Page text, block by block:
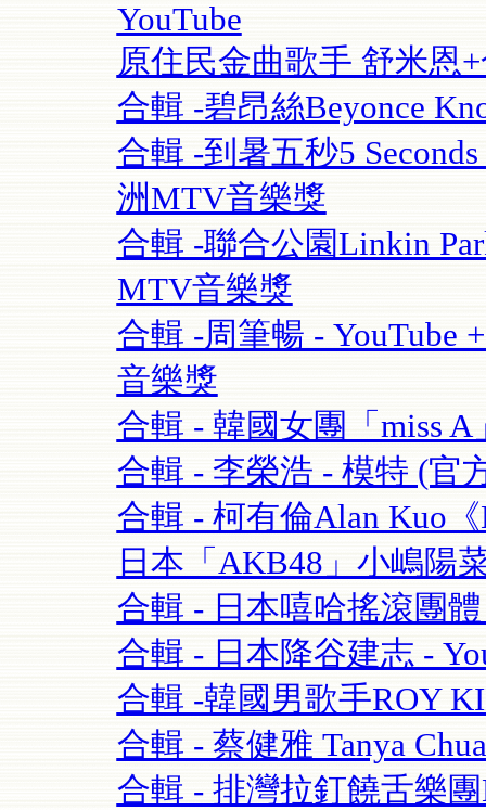
YouTube
原住民金曲歌手 舒米恩
合輯 -碧昂絲Beyonce
合輯 -到暑五秒5
洲MTV音樂獎
合輯 -聯合公園Linkin
MTV音樂獎
合輯 -周筆暢 - YouTube
音樂獎
合輯 - 韓國女團「miss A
合輯 - 李榮浩 - 模特 (官
合輯 - 柯有倫Alan Kuo
日本「AKB48」小嶋陽
合輯 - 日本嘻哈搖滾團體
合輯 - 日本降谷建志 -
合輯 -韓國男歌手ROY
合輯 - 蔡健雅 Tanya
合輯 - 排灣拉釘饒舌樂